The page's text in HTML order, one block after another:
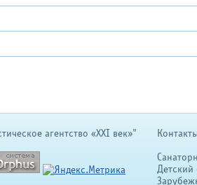
агентство «XXI век»"
Детский